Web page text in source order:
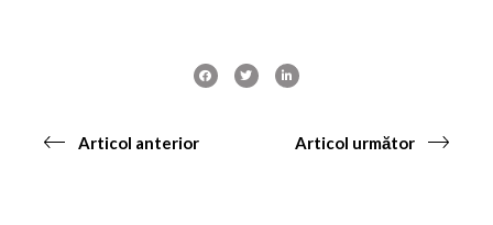
Articol anterior Articol următor